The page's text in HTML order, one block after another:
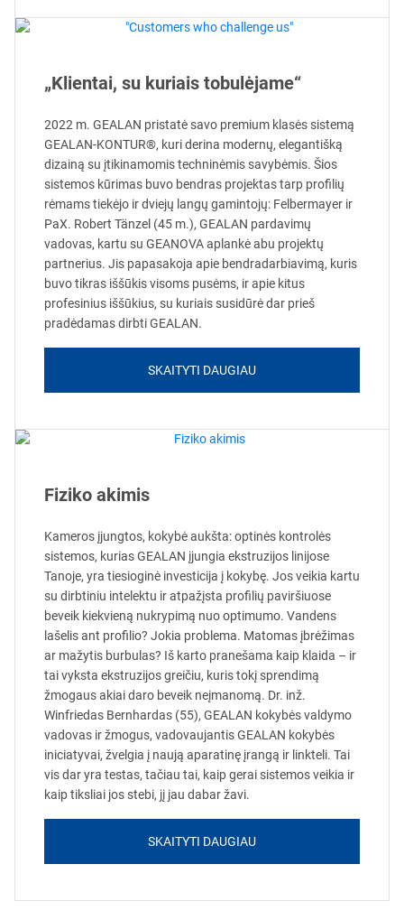
„Klientai, su kuriais tobulėjame“
2022 m. GEALAN pristatė savo premium klasės sistemą
GEALAN-KONTUR®, kuri derina modernų, elegantišką
dizainą su įtikinamomis techninėmis savybėmis. Šios
sistemos kūrimas buvo bendras projektas tarp profilių
rėmams tiekėjo ir dviejų langų gamintojų: Felbermayer ir
PaX. Robert Tänzel (45 m.), GEALAN pardavimų
vadovas, kartu su GEANOVA aplankė abu projektų
partnerius. Jis papasakoja apie bendradarbiavimą, kuris
buvo tikras iššūkis visoms pusėms, ir apie kitus
profesinius iššūkius, su kuriais susidūrė dar prieš
pradėdamas dirbti GEALAN.
SKAITYTI DAUGIAU
Fiziko akimis
Kameros įjungtos, kokybė aukšta: optinės kontrolės
sistemos, kurias GEALAN įjungia ekstruzijos linijose
Tanoje, yra tiesioginė investicija į kokybę. Jos veikia kartu
su dirbtiniu intelektu ir atpažįsta profilių paviršiuose
beveik kiekvieną nukrypimą nuo optimumo. Vandens
lašelis ant profilio? Jokia problema. Matomas įbrėžimas
ar mažytis burbulas? Iš karto pranešama kaip klaida – ir
tai vyksta ekstruzijos greičiu, kuris tokį sprendimą
žmogaus akiai daro beveik neįmanomą. Dr. inž.
Winfriedas Bernhardas (55), GEALAN kokybės valdymo
vadovas ir žmogus, vadovaujantis GEALAN kokybės
iniciatyvai, žvelgia į naują aparatinę įrangą ir linkteli. Tai
vis dar yra testas, tačiau tai, kaip gerai sistemos veikia ir
kaip tiksliai jos stebi, jį jau dabar žavi.
SKAITYTI DAUGIAU